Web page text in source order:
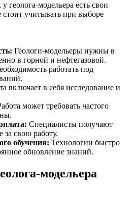
геолога-модельера есть свои
учитывать при выборе
: Геологи-модельеры нужны в
в горной и нефтегазовой.
работать под
включает в себя исследование и
может требовать частого
: Специалисты получают
за свою работу.
обучения: Технологии быстро
обновление знаний.
модельера